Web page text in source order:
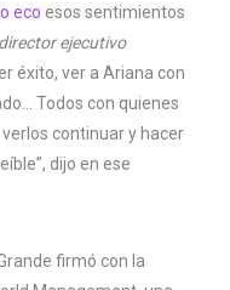
eco esos sentimientos
ejecutivo
éxito, ver a Ariana con
Todos con quienes
continuar y hacer
dijo en ese
firmó con la